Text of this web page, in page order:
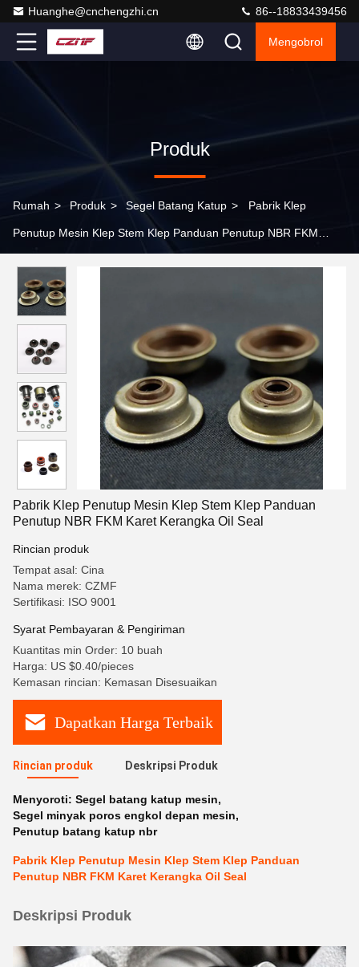
Huanghe@cnchengzhi.cn 86--18833439456
Mengobrol
Produk
Rumah > Produk > Segel Batang Katup > Pabrik Klep
Penutup Mesin Klep Stem Klep Panduan Penutup NBR FKM
Pabrik Klep Penutup Mesin Klep Stem Klep Panduan
Penutup NBR FKM Karet Kerangka Oil Seal
Rincian produk
Tempat asal: Cina
Nama merek: CZMF
Sertifikasi: ISO 9001
Syarat Pembayaran & Pengiriman
Kuantitas min Order: 10 buah
Harga: US $0.40/pieces
Kemasan rincian: Kemasan Disesuaikan
Dapatkan Harga Terbaik
Rincian produk Deskripsi Produk
Menyoroti: Segel batang katup mesin,
Segel minyak poros engkol depan mesin,
Penutup batang katup nbr
Pabrik Klep Penutup Mesin Klep Stem Klep Panduan
Penutup NBR FKM Karet Kerangka Oil Seal
Deskripsi Produk